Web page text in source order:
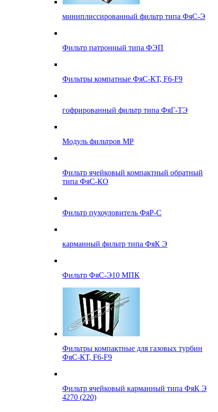
миниплиссированный фильтр типа ФяС-Э
Фильтр патронный типа ФЭП
Фильтры компатные ФяС-КТ, F6-F9
гофрированный фильтр типа ФяГ-ТЭ
Модуль фильтров МР
Фильтр ячейковый компактный обратный
типа ФяС-КО
Фильтр пухоуловитель ФяР-С
карманный фильтр типа ФяК Э
Фильтр ФяС-Э10 МПК
Фильтры компактные для газовых турбин
ФяС-КТ, F6-F9
Фильтр ячейковый карманный типа ФяК Э
4270 (220)